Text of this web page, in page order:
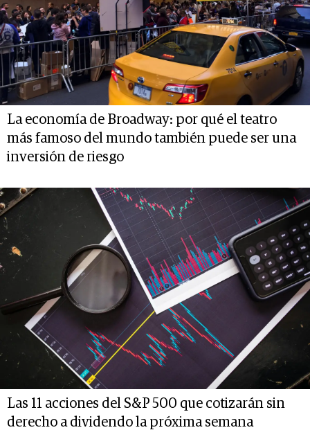
La economía de Broadway: por qué el teatro
más famoso del mundo también puede ser una
inversión de riesgo
Las 11 acciones del S&P 500 que cotizarán sin
derecho a dividendo la próxima semana